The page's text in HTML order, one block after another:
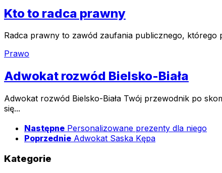
Kto to radca prawny
Radca prawny to zawód zaufania publicznego, którego
Prawo
Adwokat rozwód Bielsko-Biała
Adwokat rozwód Bielsko-Biała Twój przewodnik po
się...
Następne Personalizowane prezenty dla niego
Poprzednie Adwokat Saska Kępa
Kategorie